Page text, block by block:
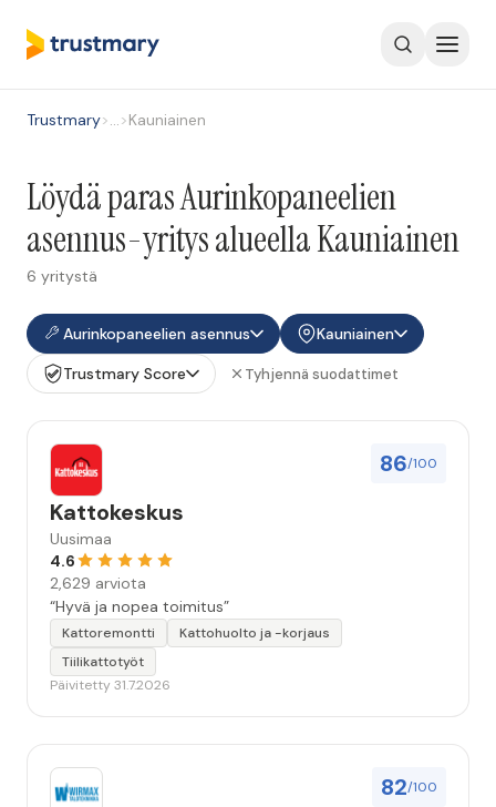
Trustmary>…>Kauniainen
Löydä paras Aurinkopaneelien
asennus-yritys alueella Kauniainen
6 yritystä
Aurinkopaneelien asennus
Kauniainen
Trustmary Score
Tyhjennä suodattimet
86/100
Kattokeskus
Uusimaa
4.6
2,629 arviota
“Hyvä ja nopea toimitus”
Kattoremontti
Kattohuolto ja -korjaus
Tiilikattotyöt
Päivitetty 31.7.2026
82/100